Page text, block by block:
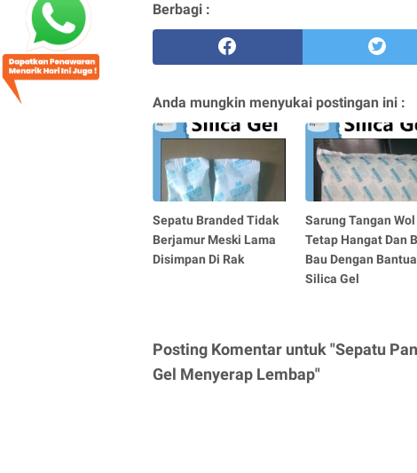
Berbagi :
Anda mungkin menyukai postingan ini :
Sepatu Branded Tidak
Berjamur Meski Lama
Disimpan Di Rak
Sarung Tangan Wol
Tetap Hangat Dan
Bau Dengan
Silica Gel
Posting Komentar untuk "Sepatu
Gel Menyerap Lembap"